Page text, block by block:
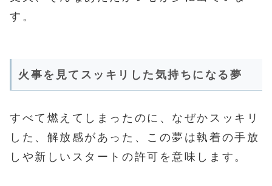
す。
火事を見てスッキリした気持ちになる夢
すべて燃えてしまったのに、なぜかスッキリ
した、解放感があった、この夢は執着の手放
しや新しいスタートの許可を意味します。